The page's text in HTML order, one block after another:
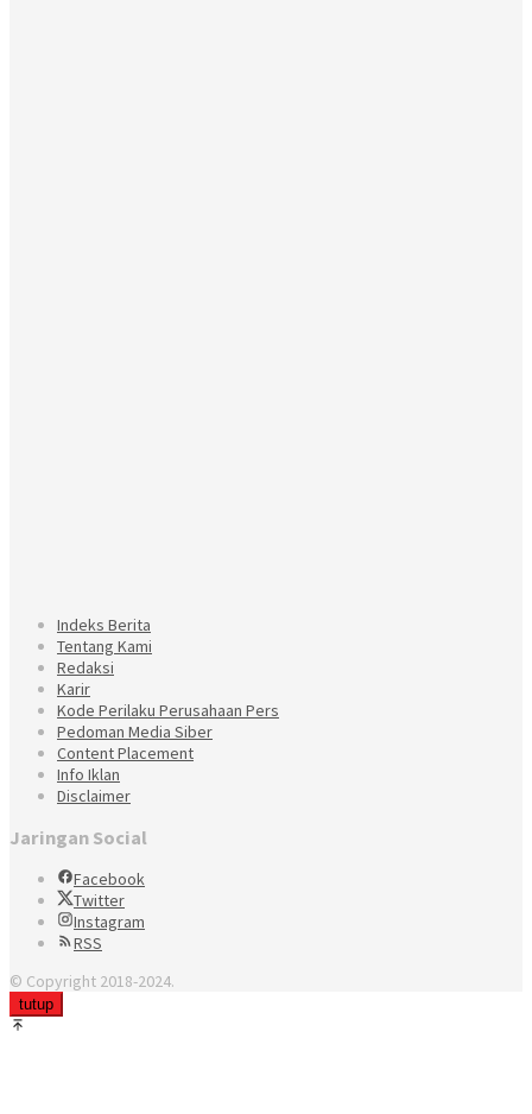
Indeks Berita
Tentang Kami
Redaksi
Karir
Kode Perilaku Perusahaan Pers
Pedoman Media Siber
Content Placement
Info Iklan
Disclaimer
Jaringan Social
Facebook
Twitter
Instagram
RSS
© Copyright 2018-2024.
tutup